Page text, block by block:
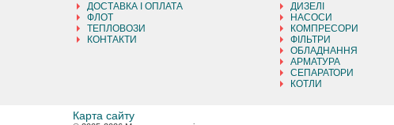
ДОСТАВКА І ОПЛАТА
ФЛОТ
ТЕПЛОВОЗИ
КОНТАКТИ
ДИЗЕЛІ
НАСОСИ
КОМПРЕСОРИ
ФІЛЬТРИ
ОБЛАДНАННЯ
АРМАТУРА
СЕПАРАТОРИ
КОТЛИ
Карта сайту